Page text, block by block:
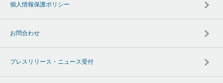
個人情報保護ポリシー
お問合わせ
プレスリリース・ニュース受付